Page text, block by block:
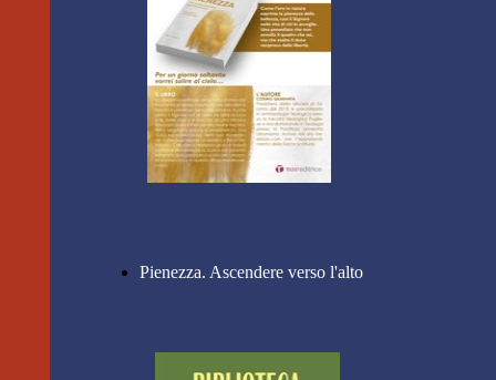
Pienezza. Ascendere verso l'alto